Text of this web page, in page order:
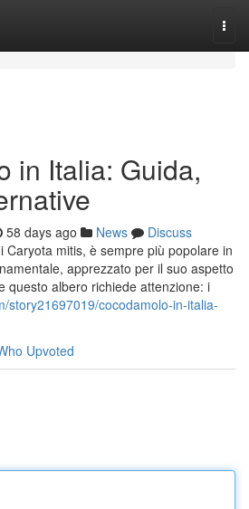
in Italia: Guida,
58 days ago News
Discuss
Caryota mitis, è sempre più popolare in
apprezzato per il suo aspetto
questo albero richiede attenzione: i
story21697019/cocodamolo-in-italia-
Upvoted